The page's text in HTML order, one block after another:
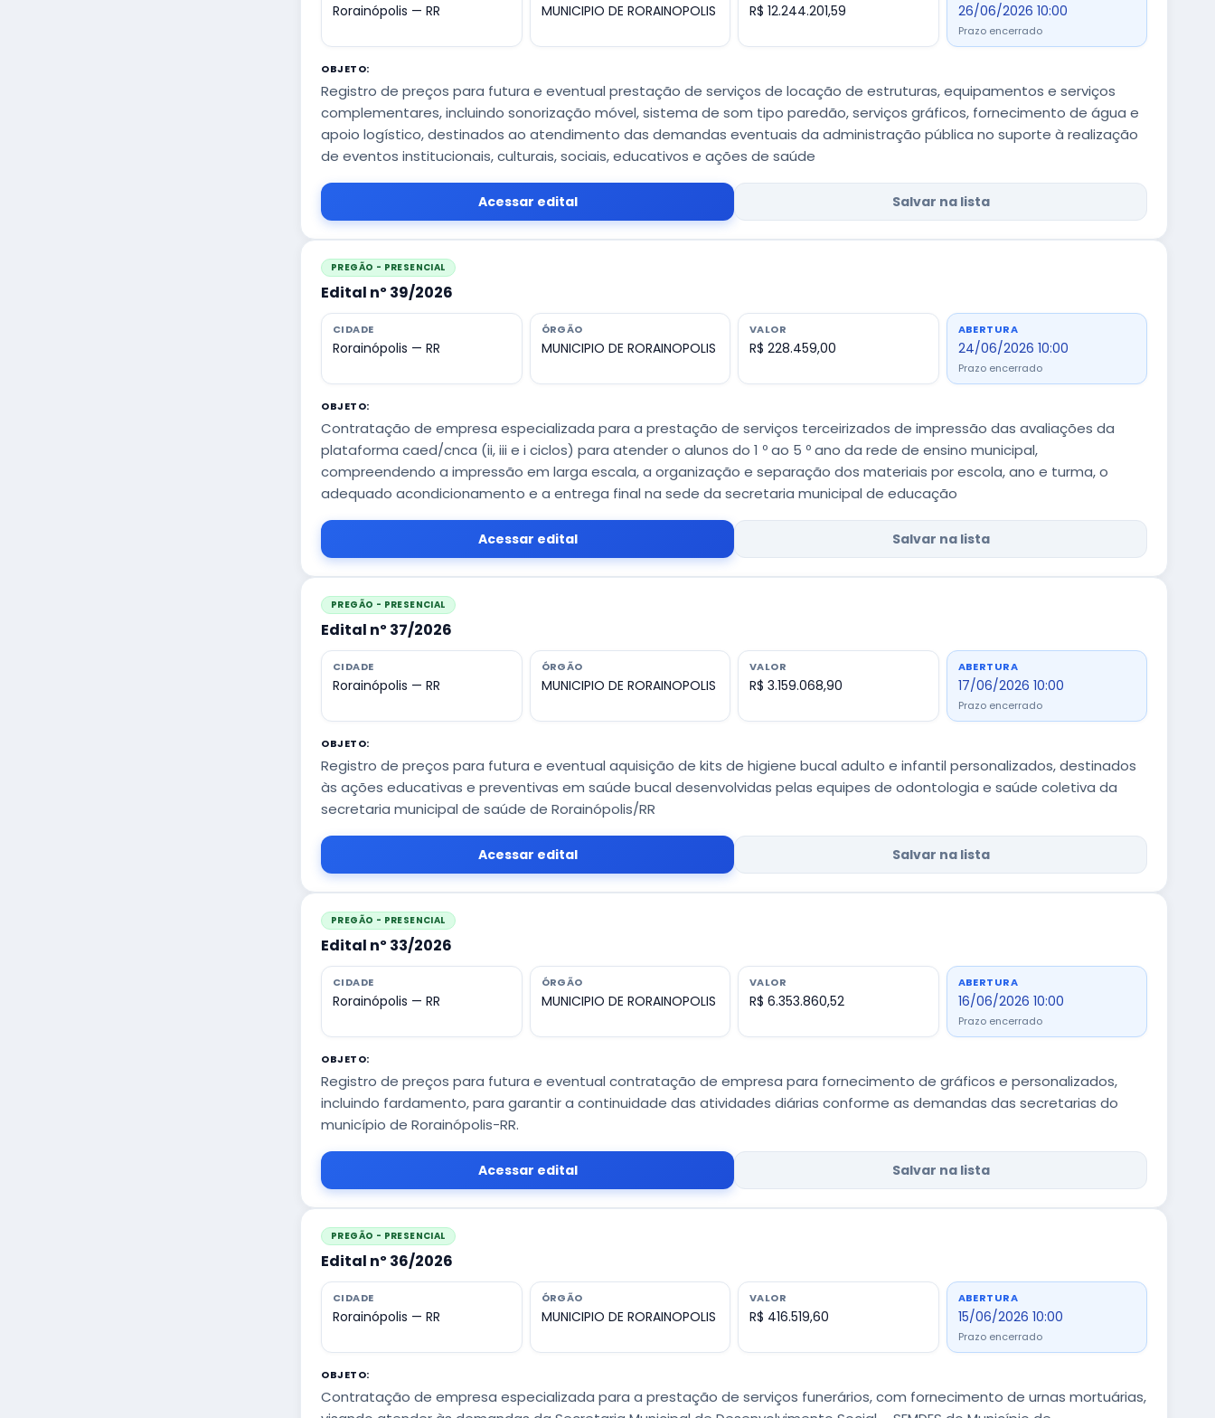
Rorainópolis — RR MUNICIPIO DE RORAINOPOLIS R$ 12.244.201,59 26/06/2026 10:00
Prazo encerrado
OBJETO:
Registro de preços para futura e eventual prestação de serviços de locação de estruturas, equipamentos e serviços
complementares, incluindo sonorização móvel, sistema de som tipo paredão, serviços gráficos, fornecimento de água e
apoio logístico, destinados ao atendimento das demandas eventuais da administração pública no suporte à realização
de eventos institucionais, culturais, sociais, educativos e ações de saúde
Acessar edital Salvar na lista
PREGÃO - PRESENCIAL
Edital nº 39/2026
CIDADE
Rorainópolis — RR
ÓRGÃO
MUNICIPIO DE RORAINOPOLIS
VALOR
R$ 228.459,00
ABERTURA
24/06/2026 10:00
Prazo encerrado
OBJETO:
Contratação de empresa especializada para a prestação de serviços terceirizados de impressão das avaliações da
plataforma caed/cnca (ii, iii e i ciclos) para atender o alunos do 1 º ao 5 º ano da rede de ensino municipal,
compreendendo a impressão em larga escala, a organização e separação dos materiais por escola, ano e turma, o
adequado acondicionamento e a entrega final na sede da secretaria municipal de educação
Acessar edital Salvar na lista
PREGÃO - PRESENCIAL
Edital nº 37/2026
CIDADE
Rorainópolis — RR
ÓRGÃO
MUNICIPIO DE RORAINOPOLIS
VALOR
R$ 3.159.068,90
ABERTURA
17/06/2026 10:00
Prazo encerrado
OBJETO:
Registro de preços para futura e eventual aquisição de kits de higiene bucal adulto e infantil personalizados, destinados
às ações educativas e preventivas em saúde bucal desenvolvidas pelas equipes de odontologia e saúde coletiva da
secretaria municipal de saúde de Rorainópolis/RR
Acessar edital Salvar na lista
PREGÃO - PRESENCIAL
Edital nº 33/2026
CIDADE
Rorainópolis — RR
ÓRGÃO
MUNICIPIO DE RORAINOPOLIS
VALOR
R$ 6.353.860,52
ABERTURA
16/06/2026 10:00
Prazo encerrado
OBJETO:
Registro de preços para futura e eventual contratação de empresa para fornecimento de gráficos e personalizados,
incluindo fardamento, para garantir a continuidade das atividades diárias conforme as demandas das secretarias do
município de Rorainópolis-RR.
Acessar edital Salvar na lista
PREGÃO - PRESENCIAL
Edital nº 36/2026
CIDADE
Rorainópolis — RR
ÓRGÃO
MUNICIPIO DE RORAINOPOLIS
VALOR
R$ 416.519,60
ABERTURA
15/06/2026 10:00
Prazo encerrado
OBJETO:
Contratação de empresa especializada para a prestação de serviços funerários, com fornecimento de urnas mortuárias,